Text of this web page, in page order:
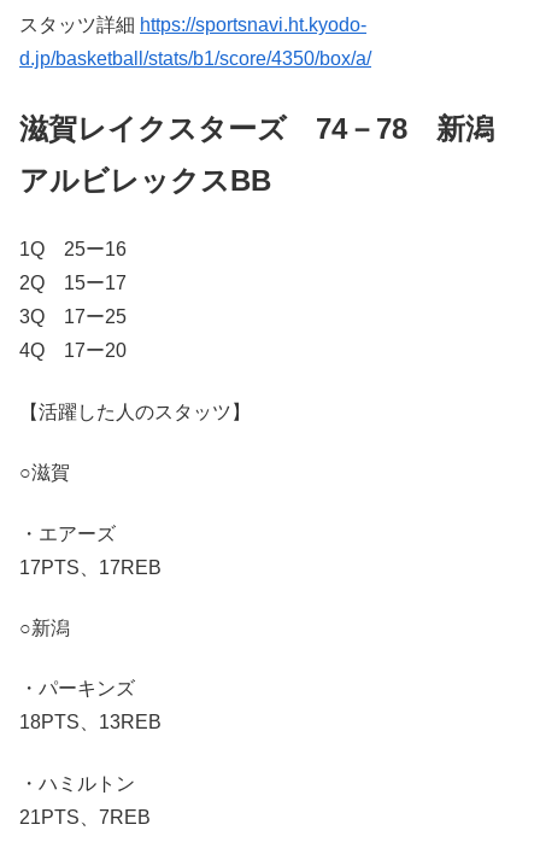
スタッツ詳細 https://sportsnavi.ht.kyodo-
d.jp/basketball/stats/b1/score/4350/box/a/
滋賀レイクスターズ 74－78 新潟
アルビレックスBB
1Q 25ー16
2Q 15ー17
3Q 17ー25
4Q 17ー20
【活躍した人のスタッツ】
○滋賀
・エアーズ
17PTS、17REB
○新潟
・パーキンズ
18PTS、13REB
・ハミルトン
21PTS、7REB